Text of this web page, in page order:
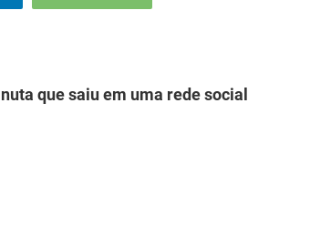
que saiu em uma rede social